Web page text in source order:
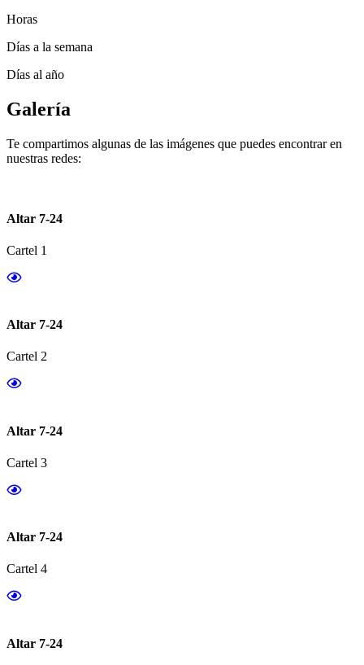
Horas
Días a la semana
Días al año
Galería
Te compartimos algunas de las imágenes que puedes encontrar en
nuestras redes:
Altar 7-24
Cartel 1
Altar 7-24
Cartel 2
Altar 7-24
Cartel 3
Altar 7-24
Cartel 4
Altar 7-24